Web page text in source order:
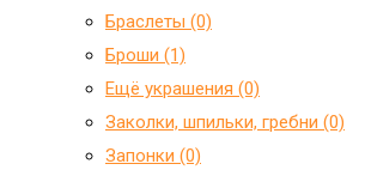
Браслеты (0)
Броши (1)
Ещё украшения (0)
Заколки, шпильки, гребни (0)
Запонки (0)